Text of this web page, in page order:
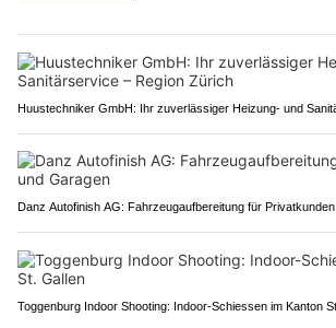
Huustechniker GmbH: Ihr zuverlässiger Heizung- und
Danz Autofinish AG: Fahrzeugaufbereitung für
Toggenburg Indoor Shooting: Indoor-Schiessen im Kanton